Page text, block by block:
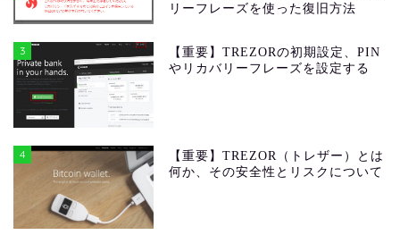
リーフレーズを使った復旧方法
3
【重要】TREZORの初期設定、PIN
やリカバリーフレーズを設定する
4
【重要】TREZOR（トレザー）とは
何か、その安全性とリスクについて